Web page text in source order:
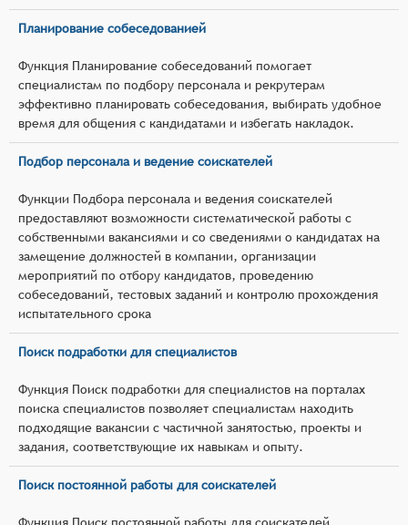
Планирование собеседованией
Функция Планирование собеседований помогает
специалистам по подбору персонала и рекрутерам
эффективно планировать собеседования, выбирать удобное
время для общения с кандидатами и избегать накладок.
Подбор персонала и ведение соискателей
Функции Подбора персонала и ведения соискателей
предоставляют возможности систематической работы с
собственными вакансиями и со сведениями о кандидатах на
замещение должностей в компании, организации
мероприятий по отбору кандидатов, проведению
собеседований, тестовых заданий и контролю прохождения
испытательного срока
Поиск подработки для специалистов
Функция Поиск подработки для специалистов на порталах
поиска специалистов позволяет специалистам находить
подходящие вакансии с частичной занятостью, проекты и
задания, соответствующие их навыкам и опыту.
Поиск постоянной работы для соискателей